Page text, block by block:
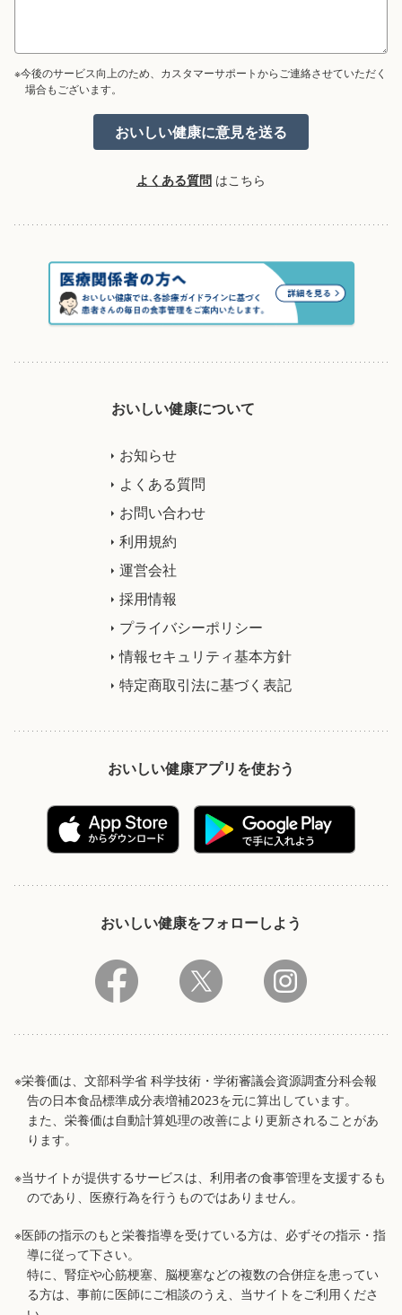
※今後のサービス向上のため、カスタマーサポートからご連絡させていただく
場合もございます。
よくある質問 はこちら
おいしい健康について
お知らせ
よくある質問
お問い合わせ
利用規約
運営会社
採用情報
プライバシーポリシー
情報セキュリティ基本方針
特定商取引法に基づく表記
おいしい健康アプリを使おう
おいしい健康をフォローしよう
※栄養価は、文部科学省 科学技術・学術審議会資源調査分科会報
告の日本食品標準成分表増補2023を元に算出しています。
また、栄養価は自動計算処理の改善により更新されることがあ
ります。
※当サイトが提供するサービスは、利用者の食事管理を支援するも
のであり、医療行為を行うものではありません。
※医師の指示のもと栄養指導を受けている方は、必ずその指示・指
導に従って下さい。
特に、腎症や心筋梗塞、脳梗塞などの複数の合併症を患ってい
る方は、事前に医師にご相談のうえ、当サイトをご利用くださ